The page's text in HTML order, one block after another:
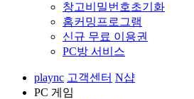
창고비밀번호초기화
홈커밍프로그램
신규 무료 이용권
PC방 서비스
plaync 고객센터 N샵
PC 게임